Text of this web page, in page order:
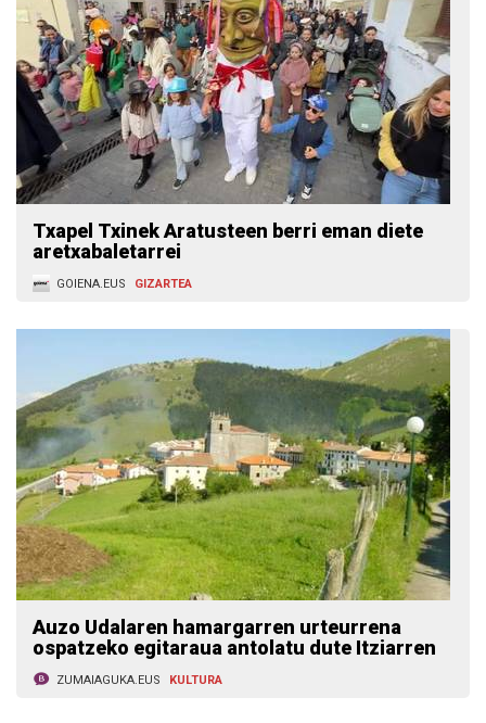
Txapel Txinek Aratusteen berri eman diete
aretxabaletarrei
GOIENA.EUS GIZARTEA
Auzo Udalaren hamargarren urteurrena
ospatzeko egitaraua antolatu dute Itziarren
ZUMAIAGUKA.EUS KULTURA